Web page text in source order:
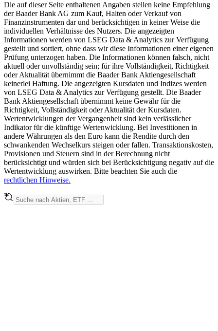
Die auf dieser Seite enthaltenen Angaben stellen keine Empfehlung
der Baader Bank AG zum Kauf, Halten oder Verkauf von
Finanzinstrumenten dar und berücksichtigen in keiner Weise die
individuellen Verhältnisse des Nutzers. Die angezeigten
Informationen werden von LSEG Data & Analytics zur Verfügung
gestellt und sortiert, ohne dass wir diese Informationen einer eigenen
Prüfung unterzogen haben. Die Informationen können falsch, nicht
aktuell oder unvollständig sein; für ihre Vollständigkeit, Richtigkeit
oder Aktualität übernimmt die Baader Bank Aktiengesellschaft
keinerlei Haftung. Die angezeigten Kursdaten und Indizes werden
von LSEG Data & Analytics zur Verfügung gestellt. Die Baader
Bank Aktiengesellschaft übernimmt keine Gewähr für die
Richtigkeit, Vollständigkeit oder Aktualität der Kursdaten.
Wertentwicklungen der Vergangenheit sind kein verlässlicher
Indikator für die künftige Wertenwicklung. Bei Investitionen in
andere Währungen als den Euro kann die Rendite durch den
schwankenden Wechselkurs steigen oder fallen. Transaktionskosten,
Provisionen und Steuern sind in der Berechnung nicht
berücksichtigt und würden sich bei Berücksichtigung negativ auf die
Wertentwicklung auswirken. Bitte beachten Sie auch die
rechtlichen Hinweise.